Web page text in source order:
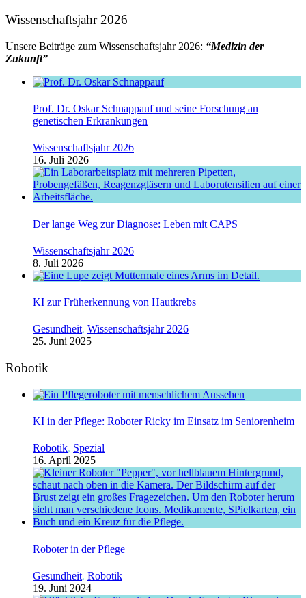
Wissenschaftsjahr 2026
Unsere Beiträge zum Wissenschaftsjahr 2026: “Medizin der
Zukunft”
Prof. Dr. Oskar Schnappauf und seine Forschung an
genetischen Erkrankungen
Wissenschaftsjahr 2026
16. Juli 2026
Der lange Weg zur Diagnose: Leben mit CAPS
Wissenschaftsjahr 2026
8. Juli 2026
KI zur Früherkennung von Hautkrebs
Gesundheit, Wissenschaftsjahr 2026
25. Juni 2025
Robotik
KI in der Pflege: Roboter Ricky im Einsatz im Seniorenheim
Robotik, Spezial
16. April 2025
Roboter in der Pflege
Gesundheit, Robotik
19. Juni 2024